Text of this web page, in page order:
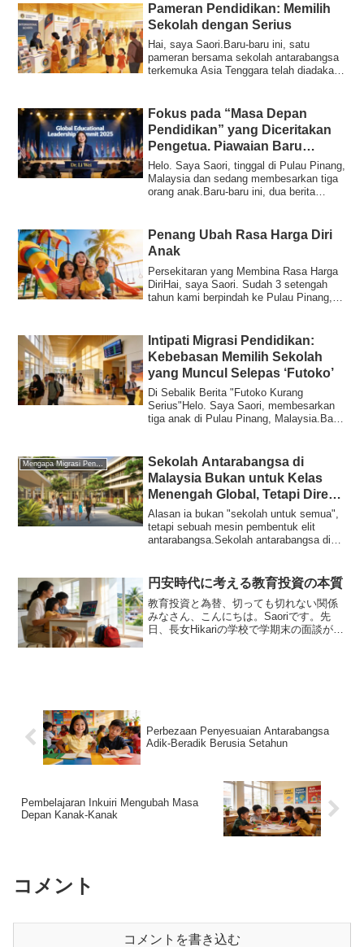
Pameran Pendidikan: Memilih
Sekolah dengan Serius
Hai, saya Saori.Baru-baru ini, satu
pameran bersama sekolah antarabangsa
terkemuka Asia Tenggara telah diadakan.
Fokus pada “Masa Depan
Pendidikan” yang Diceritakan
Pengetua. Piawaian Baru
Memilih Destinasi Berhijrah
Helo. Saya Saori, tinggal di Pulau Pinang,
Malaysia dan sedang membesarkan tiga
orang anak.Baru-baru ini, dua berita
Penang Ubah Rasa Harga Diri
Anak
Persekitaran yang Membina Rasa Harga
DiriHai, saya Saori. Sudah 3 setengah
tahun kami berpindah ke Pulau Pinang,
Intipati Migrasi Pendidikan:
Kebebasan Memilih Sekolah
yang Muncul Selepas ‘Futoko’
Di Sebalik Berita "Futoko Kurang
Serius"Helo. Saya Saori, membesarkan
tiga anak di Pulau Pinang, Malaysia.Baru-
Sekolah Antarabangsa di
Malaysia Bukan untuk Kelas
Menengah Global, Tetapi Direka
untuk Golongan Elit
Alasan ia bukan "sekolah untuk semua",
tetapi sebuah mesin pembentuk elit
antarabangsa.Sekolah antarabangsa di
円安時代に考える教育投資の本質
教育投資と為替、切っても切れない関係
みなさん、こんにちは。Saoriです。先
日、長女Hikariの学校で学期末の面談があ
Perbezaan Penyesuaian Antarabangsa
Adik-Beradik Berusia Setahun
Pembelajaran Inkuiri Mengubah Masa
Depan Kanak-Kanak
コメント
コメントを書き込む